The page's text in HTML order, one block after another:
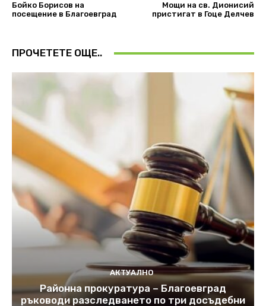
Бойко Борисов на
посещение в Благоевград
Мощи на св. Дионисий
пристигат в Гоце Делчев
ПРОЧЕТЕТЕ ОЩЕ..
АКТУАЛНО
Районна прокуратура – Благоевград
ръководи разследването по три досъдебни